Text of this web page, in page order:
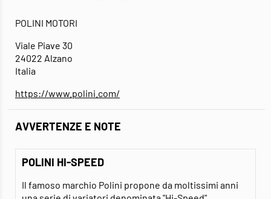
POLINI MOTORI
Viale Piave 30
24022 Alzano
Italia
https://www.polini.com/
AVVERTENZE E NOTE
POLINI HI-SPEED
Il famoso marchio Polini propone da moltissimi anni